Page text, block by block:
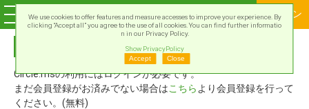
ログイン
Circle.msアカウントでログイン
Circle.msの利用にはログインが必要です。
まだ会員登録がお済みでない場合はこちら より会員登録を行って
ください。(無料)
We use cookies to offer features and measure accesses to improve your experience. By
clicking “Accept all” you agree to the use of all cookies. You can find further informatio
n in our Privacy Policy.
Show PrivacyPolicy
Accept
Close